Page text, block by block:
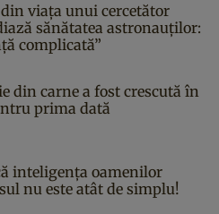
viața unui cercetător
sănătatea astronauților:
complicată”
din carne a fost crescută în
prima dată
inteligența oamenilor
nu este atât de simplu!